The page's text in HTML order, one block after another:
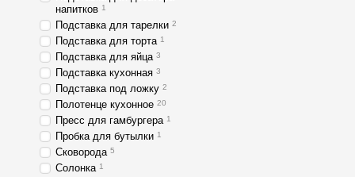
напитков 1
Подставка для тарелки 2
Подставка для торта 1
Подставка для яйца 3
Подставка кухонная 3
Подставка под ложку 2
Полотенце кухонное 20
Пресс для гамбургера 1
Пробка для бутылки 1
Сковорода 5
Солонка 1